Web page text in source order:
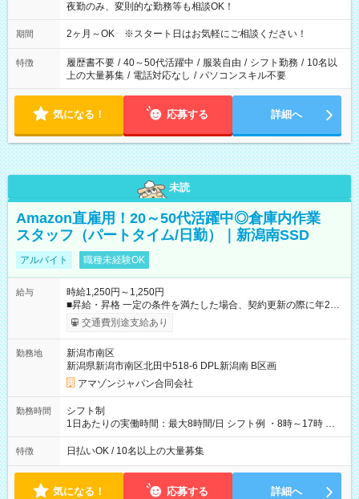
夜勤のみ、変則的な勤務等も相談OK！
期間 2ヶ月～OK ※スタート日はお気軽にご相談ください！
特徴 履歴書不要 / 40～50代活躍中 / 服装自由 / シフト勤務 / 10名以
上の大量募集 / 電話対応なし / パソコンスキル不要
気になる！ 応募する 詳細へ
未読
Amazon直雇用！20～50代活躍中◎倉庫内作業
スタッフ（パートタイム/日勤）｜新潟南SSD
アルバイト 職種未経験OK
給与
時給1,250円～1,250円
■昇給・昇格 一定の条件を満たした場合、契約更新の際に年2回
まで昇給の機会があります。 ■正社員登用制度あり ※月末締/翌
月25日支払い ※時間外手当、別途支給 ※深夜割増賃金 (22:00～
☆Amazon直雇用で安定して働けます！ 【試用期間】試用期間
あり 試用期間の長さ：1週間 雇用形態、給与は本採用時と同じ
です。
交通費別途支給あり
勤務地
新潟市南区
新潟県新潟市南区北田中518-6 DPL新潟南 B区画
アマゾンジャパン合同会社
勤務時間
シフト制
1日あたりの実働時間：最大8時間/日 シフト例 ・8時～17時 ・
12時～21時
特徴 日払いOK / 10名以上の大量募集
気になる！ 応募する 詳細へ